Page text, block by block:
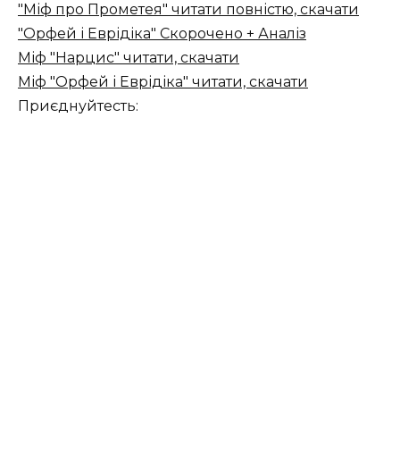
"Міф про Прометея" читати повністю, скачати
"Орфей і Еврідіка" Скорочено + Аналіз
Міф "Нарцис" читати, скачати
Міф "Орфей і Еврідіка" читати, скачати
Приєднуйтесть: